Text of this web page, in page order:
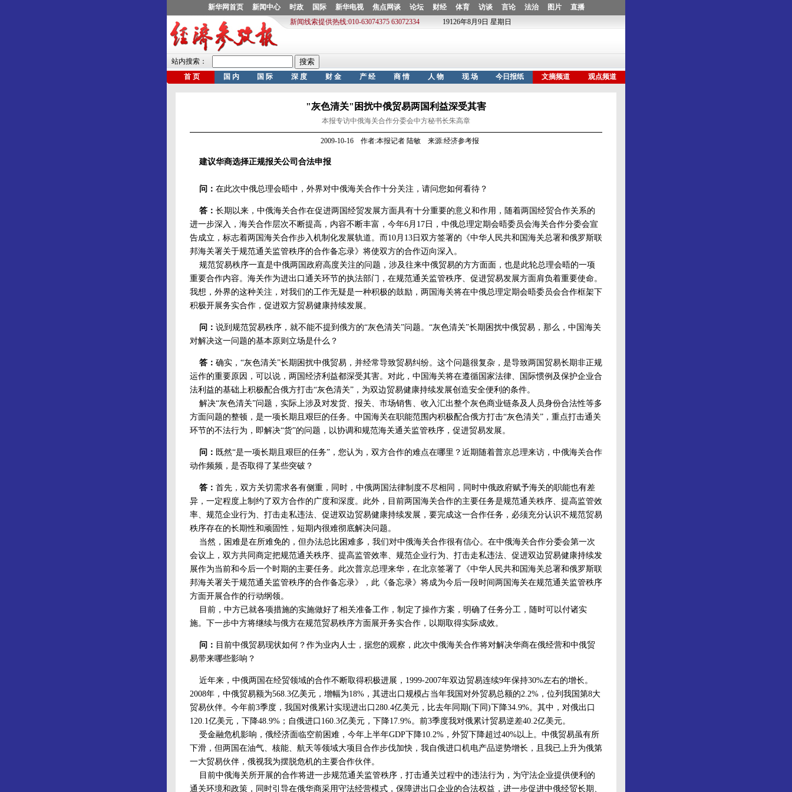
"灰色清关"困扰中俄贸易两国利益深受其害
本报专访中俄海关合作分委会中方秘书长朱高章
2009-10-16 作者:本报记者 陆敏 来源:经济参考报
建议华商选择正规报关公司合法申报
问： 在此次中俄总理会晤中，外界对中俄海关合作十分关注，请问您如何看待？
答： 长期以来，中俄海关合作在促进两国经贸发展方面具有十分重要的意义和作用，随着两国经贸合作关系的
进一步深入，海关合作层次不断提高，内容不断丰富，今年6月17日，中俄总理定期会晤委员会海关合作分委会宣
告成立，标志着两国海关合作步入机制化发展轨道。而10月13日双方签署的《中华人民共和国海关总署和俄罗斯联
邦海关署关于规范通关监管秩序的合作备忘录》将使双方的合作迈向深入。
规范贸易秩序一直是中俄两国政府高度关注的问题，涉及往来中俄贸易的方方面面，也是此轮总理会晤的一项
重要合作内容。海关作为进出口通关环节的执法部门，在规范通关监管秩序、促进贸易发展方面肩负着重要使命。
我想，外界的这种关注，对我们的工作无疑是一种积极的鼓励，两国海关将在中俄总理定期会晤委员会合作框架下
积极开展务实合作，促进双方贸易健康持续发展。
问： 说到规范贸易秩序，就不能不提到俄方的“灰色清关”问题。“灰色清关”长期困扰中俄贸易，那么，中国海关
对解决这一问题的基本原则立场是什么？
答： 确实，“灰色清关”长期困扰中俄贸易，并经常导致贸易纠纷。这个问题很复杂，是导致两国贸易长期非正规
运作的重要原因，可以说，两国经济利益都深受其害。对此，中国海关将在遵循国家法律、国际惯例及保护企业合
法利益的基础上积极配合俄方打击“灰色清关”，为双边贸易健康持续发展创造安全便利的条件。
解决“灰色清关”问题，实际上涉及对发货、报关、市场销售、收入汇出整个灰色商业链条及人员身份合法性等多
方面问题的整顿，是一项长期且艰巨的任务。中国海关在职能范围内积极配合俄方打击“灰色清关”，重点打击通关
环节的不法行为，即解决“货”的问题，以协调和规范海关通关监管秩序，促进贸易发展。
问： 既然“是一项长期且艰巨的任务”，您认为，双方合作的难点在哪里？近期随着普京总理来访，中俄海关合作
动作频频，是否取得了某些突破？
答： 首先，双方关切需求各有侧重，同时，中俄两国法律制度不尽相同，同时中俄政府赋予海关的职能也有差
异，一定程度上制约了双方合作的广度和深度。此外，目前两国海关合作的主要任务是规范通关秩序、提高监管效
率、规范企业行为、打击走私违法、促进双边贸易健康持续发展，要完成这一合作任务，必须充分认识不规范贸易
秩序存在的长期性和顽固性，短期内很难彻底解决问题。
当然，困难是在所难免的，但办法总比困难多，我们对中俄海关合作很有信心。在中俄海关合作分委会第一次
会议上，双方共同商定把规范通关秩序、提高监管效率、规范企业行为、打击走私违法、促进双边贸易健康持续发
展作为当前和今后一个时期的主要任务。此次普京总理来华，在北京签署了《中华人民共和国海关总署和俄罗斯联
邦海关署关于规范通关监管秩序的合作备忘录》，此《备忘录》将成为今后一段时间两国海关在规范通关监管秩序
方面开展合作的行动纲领。
目前，中方已就各项措施的实施做好了相关准备工作，制定了操作方案，明确了任务分工，随时可以付诸实
施。下一步中方将继续与俄方在规范贸易秩序方面展开务实合作，以期取得实际成效。
问： 目前中俄贸易现状如何？作为业内人士，据您的观察，此次中俄海关合作将对解决华商在俄经营和中俄贸
易带来哪些影响？
近年来，中俄两国在经贸领域的合作不断取得积极进展，1999-2007年双边贸易连续9年保持30%左右的增长。
2008年，中俄贸易额为568.3亿美元，增幅为18%，其进出口规模占当年我国对外贸易总额的2.2%，位列我国第8大
贸易伙伴。今年前3季度，我国对俄累计实现进出口280.4亿美元，比去年同期(下同)下降34.9%。其中，对俄出口
120.1亿美元，下降48.9%；自俄进口160.3亿美元，下降17.9%。前3季度我对俄累计贸易逆差40.2亿美元。
受金融危机影响，俄经济面临空前困难，今年上半年GDP下降10.2%，外贸下降超过40%以上。中俄贸易虽有所
下滑，但两国在油气、核能、航天等领域大项目合作步伐加快，我自俄进口机电产品逆势增长，且我已上升为俄第
一大贸易伙伴，俄视我为摆脱危机的主要合作伙伴。
目前中俄海关所开展的合作将进一步规范通关监管秩序，打击通关过程中的违法行为，为守法企业提供便利的
通关环境和政策，同时引导在俄华商采用守法经营模式，保障进出口企业的合法权益，进一步促进中俄经贸长期、